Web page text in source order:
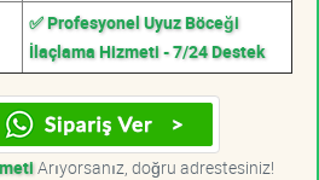
✅ Profesyonel Uyuz Böceği
İlaçlama Hizmeti - 7/24 Destek
Arıyorsanız, doğru adrestesiniz!